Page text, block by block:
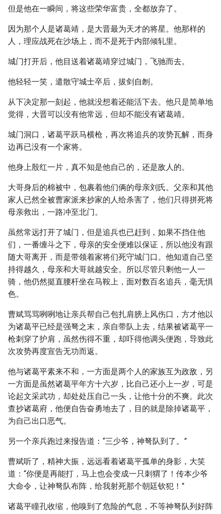
但是他在一瞬间，将这些荣华富贵，全都放弃了。
因为那个人是诸葛靖，是大晋最为天才的将星。他那样的
人，理应战死在沙场上，而不是死于内部倾轧里。
城门打开后，他目送着诸葛靖穿过城门，飞驰而去。
他轻轻一笑，遣散守城士卒后，拔剑自刎。
从下决定那一刻起，他就没想着还能活下去。他只是简单地
觉得，大晋可以没有他常远，但却不能没有诸葛靖。
城门洞口，诸葛平跃马横枪，再次将追兵的攻势瓦解，而身
边再已没有一个家将。
他身上殷红一片，真不知是他自己的，还是敌人的。
大哥身后的棉被中，包裹着他们俩的母亲刘氏。父亲和其他
家人已然全被曹家派来抄家的人给杀害了，他们只得拼死将
母亲救出，一路冲至北门。
虽然常远打开了城门，但是追兵也已赶到，如果不挡住他
们，一番缠斗之下，母亲的安全便难以保证，所以他没有跟
随大哥离开，而是带领着家将们死守城门口。他知道自己坚
持得越久，母亲和大哥就越安全。所以尽管只剩他一人一
骑，他仍然挺直腰杆坐在马鞍上，面对数百名追兵，毫无惧
色。
曹斌骂骂咧咧地让亲兵帮自己包扎肩膀上风伤口，方才他以
为诸葛平已经是强弩之末，亲自带队上去，结果被诸葛平一
枪刺穿了护肩，虽然伤得不重，却吓得他调头便跑，导致此
次攻势再度宣告无功而返。
他与诸葛平素来不和，一方面是两个人的家族互为政敌，另
一方面是虽然诸葛平年方十六岁，比自己还小上一岁，可是
论起文采武功，却处处压自己一头，让他十分的不爽。此次
查抄诸葛府，他便自告奋勇地去了，目的就是除掉诸葛平，
为自己出口恶气。
另一个亲兵跑过来报告道：“三少爷，神弩队到了。”
曹斌听了，精神大振，远远看着诸葛平孤单的身影，大笑
道：“你便是再能打，马上也会变成一只刺猬了！传本少爷
大命令，让神弩队布阵，给我射死那个朝廷钦犯！”
诸葛平瞳孔收缩，他嗅到了危险的气息，不等神弩队列好阵